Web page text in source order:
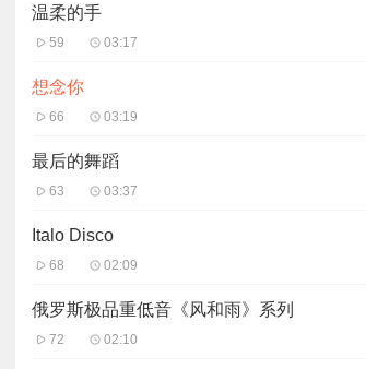
温柔的手
59 03:17
想念你
66 03:19
最后的舞蹈
63 03:37
Italo Disco
68 02:09
俄罗斯极品重低音《风和雨》系列
72 02:10